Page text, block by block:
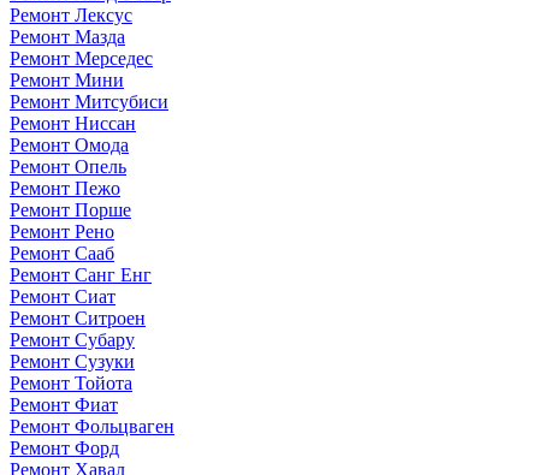
Ремонт Лексус
Ремонт Мазда
Ремонт Мерседес
Ремонт Мини
Ремонт Митсубиси
Ремонт Ниссан
Ремонт Омода
Ремонт Опель
Ремонт Пежо
Ремонт Порше
Ремонт Рено
Ремонт Сааб
Ремонт Санг Енг
Ремонт Сиат
Ремонт Ситроен
Ремонт Субару
Ремонт Сузуки
Ремонт Тойота
Ремонт Фиат
Ремонт Фольцваген
Ремонт Форд
Ремонт Хавал